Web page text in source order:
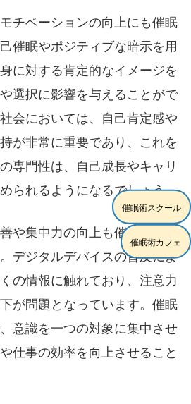
チベーションの向上にも催眠
催眠やポジティブな暗示を用
に対する肯定的なイメージを
選択に影響を与えることがで
会においては、自己肯定感や
が非常に重要であり、これを
専門性は、自己成長やキャリ
られるようになるでしょう。
や集中力の向上も催眠術の得
デジタルデバイスの普及によ
の情報に触れており、注意力
が問題となっています。催眠
意識を一つの対象に集中させ
仕事の効率を向上させること
催眠術スクール
催眠術カフェ